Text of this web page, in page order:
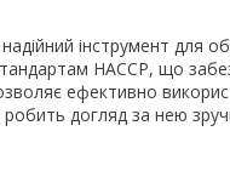
інструмент для
HACCP, що
ефективно
догляд за нею